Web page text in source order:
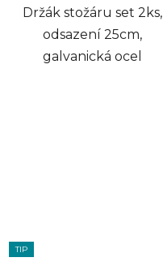
Držák stožáru set 2ks,
odsazení 25cm,
galvanická ocel
TIP